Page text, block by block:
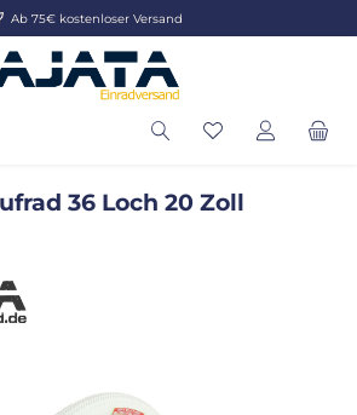
Ab 75€ kostenloser Versand
36 Loch 20 Zoll